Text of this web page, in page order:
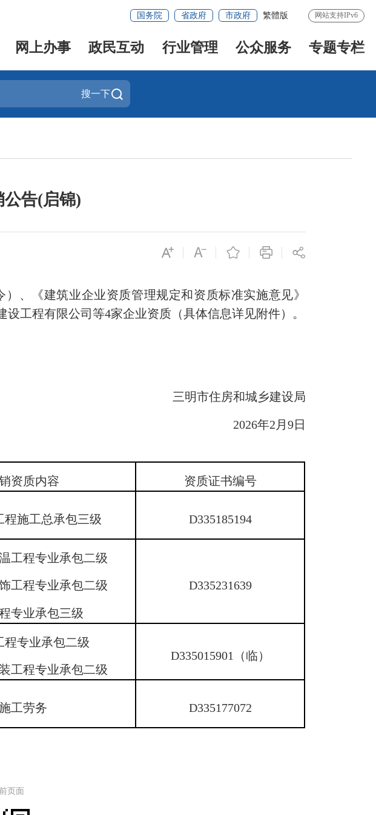
国务院 省政府 市政府 繁體版 网站支持IPv6
网上办事 政民互动 行业管理 公众服务 专题专栏
搜一下
告(启锦)
《建筑业企业资质管理规定和资质标准实施意见》
工程有限公司等4家企业资质（具体信息详见附件）。
三明市住房和城乡建设局
2026年2月9日
资质内容 资质证书编号
程施工总承包三级 D335185194
工程专业承包二级
工程专业承包二级
专业承包三级
D335231639
程专业承包二级
工程专业承包二级
D335015901（临）
工劳务 D335177072
页面